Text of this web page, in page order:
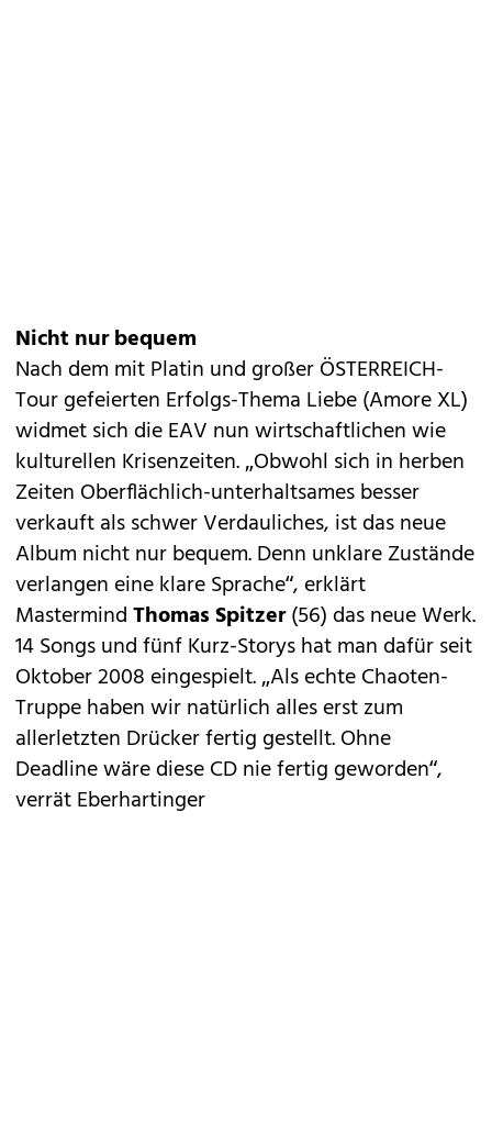
Nicht nur bequem
Nach dem mit Platin und großer ÖSTERREICH-
Tour gefeierten Erfolgs-Thema Liebe (Amore XL)
widmet sich die EAV nun wirtschaftlichen wie
kulturellen Krisenzeiten. „Obwohl sich in herben
Zeiten Oberflächlich-unterhaltsames besser
verkauft als schwer Verdauliches, ist das neue
Album nicht nur bequem. Denn unklare Zustände
verlangen eine klare Sprache“, erklärt
MastermindThomas Spitzer(56) das neue Werk.
14 Songs und fünf Kurz-Storys hat man dafür seit
Oktober 2008 eingespielt. „Als echte Chaoten-
Truppe haben wir natürlich alles erst zum
allerletzten Drücker fertig gestellt. Ohne
Deadline wäre diese CD nie fertig geworden“,
verrät Eberhartinger